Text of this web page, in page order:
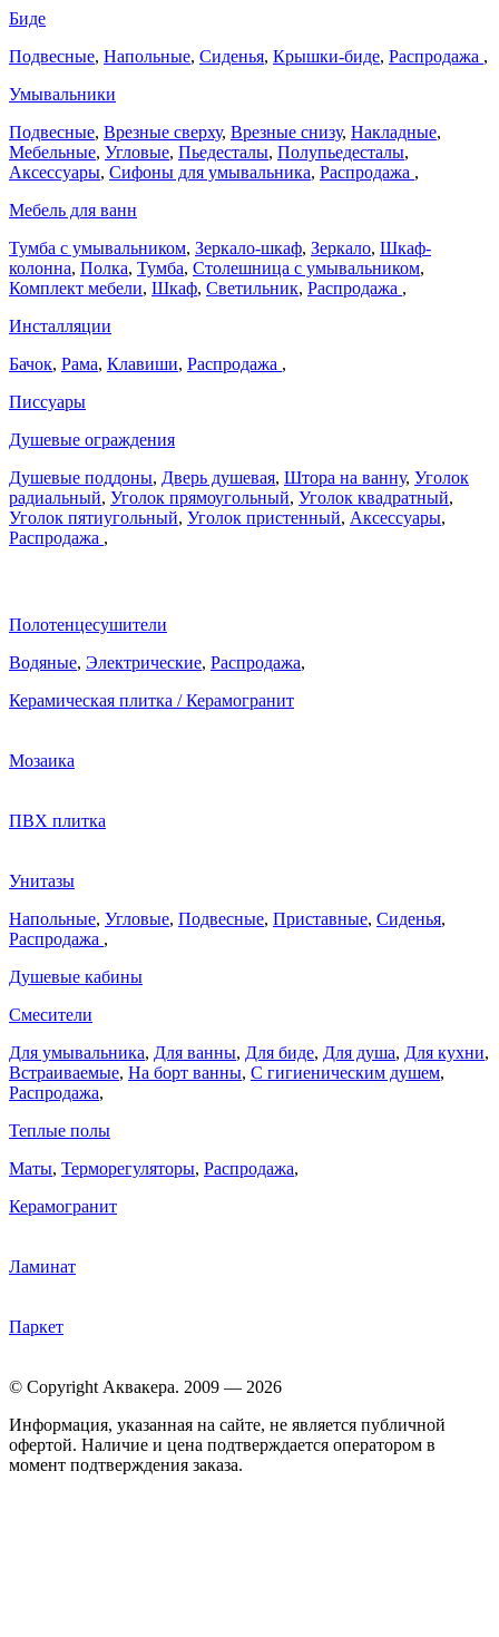
Биде
Подвесные, Напольные, Сиденья, Крышки-биде, Распродажа ,
Умывальники
Подвесные, Врезные сверху, Врезные снизу, Накладные,
Мебельные, Угловые, Пьедесталы, Полупьедесталы,
Аксессуары, Сифоны для умывальника, Распродажа ,
Мебель для ванн
Тумба с умывальником, Зеркало-шкаф, Зеркало, Шкаф-
колонна, Полка, Тумба, Столешница с умывальником,
Комплект мебели, Шкаф, Светильник, Распродажа ,
Инсталляции
Бачок, Рама, Клавиши, Распродажа ,
Писсуары
Душевые ограждения
Душевые поддоны, Дверь душевая, Штора на ванну, Уголок
радиальный, Уголок прямоугольный, Уголок квадратный,
Уголок пятиугольный, Уголок пристенный, Аксессуары,
Распродажа ,
Полотенцесушители
Водяные, Электрические, Распродажа,
Керамическая плитка / Керамогранит
Мозаика
ПВХ плитка
Унитазы
Напольные, Угловые, Подвесные, Приставные, Сиденья,
Распродажа ,
Душевые кабины
Смесители
Для умывальника, Для ванны, Для биде, Для душа, Для кухни,
Встраиваемые, На борт ванны, C гигиеническим душем,
Распродажа,
Теплые полы
Маты, Терморегуляторы, Распродажа,
Керамогранит
Ламинат
Паркет
© Copyright Аквакера. 2009 — 2026
Информация, указанная на сайте, не является публичной
офертой. Наличие и цена подтверждается оператором в
момент подтверждения заказа.